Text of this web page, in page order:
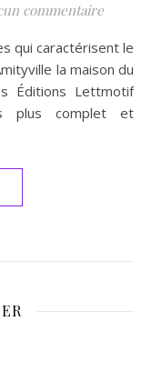
commentaire
la maison du
Éditions Lettmotif
plus complet et